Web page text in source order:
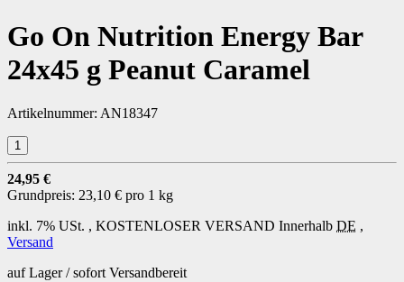
Go On Nutrition Energy Bar
24x45 g Peanut Caramel
Artikelnummer: AN18347
24,95 €
Grundpreis: 23,10 € pro 1 kg
inkl. 7% USt. , KOSTENLOSER VERSAND Innerhalb DE ,
Versand
auf Lager / sofort Versandbereit